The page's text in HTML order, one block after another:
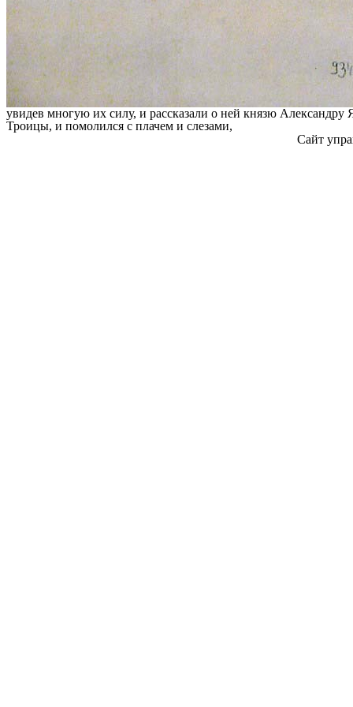
увидев многую их силу, и рассказали о ней князю
Троицы, и помолился с плачем и слезами,
Сайт